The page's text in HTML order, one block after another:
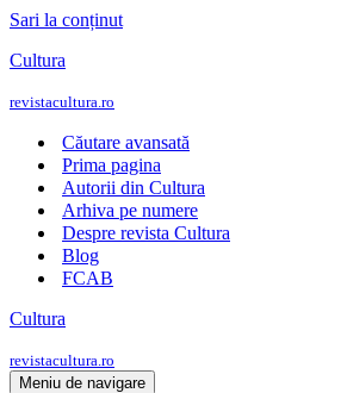
Sari la conținut
Cultura
revistacultura.ro
Căutare avansată
Prima pagina
Autorii din Cultura
Arhiva pe numere
Despre revista Cultura
Blog
FCAB
Cultura
revistacultura.ro
Meniu de navigare